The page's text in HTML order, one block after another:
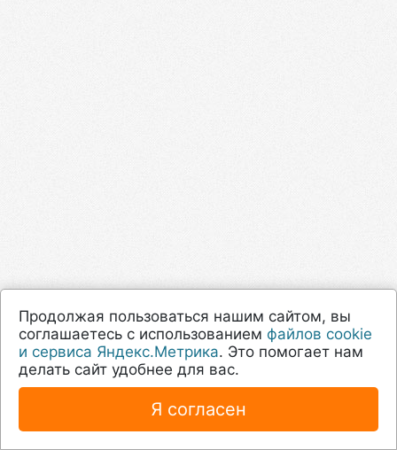
Продолжая пользоваться нашим сайтом, вы
соглашаетесь с использованием файлов cookie
и сервиса Яндекс.Метрика. Это помогает нам
делать сайт удобнее для вас.
Я согласен